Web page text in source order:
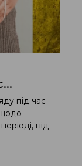
пiд час
щодо
перiодi, пiд